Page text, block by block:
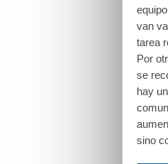
van
tarea
Por
se
hay
sino